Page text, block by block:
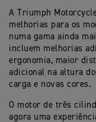
A Triumph
melhorias para os
numa gama ainda
incluem melhorias
ergonomia, maior
adicional na altura
carga e novas cores.
O motor de três
agora uma